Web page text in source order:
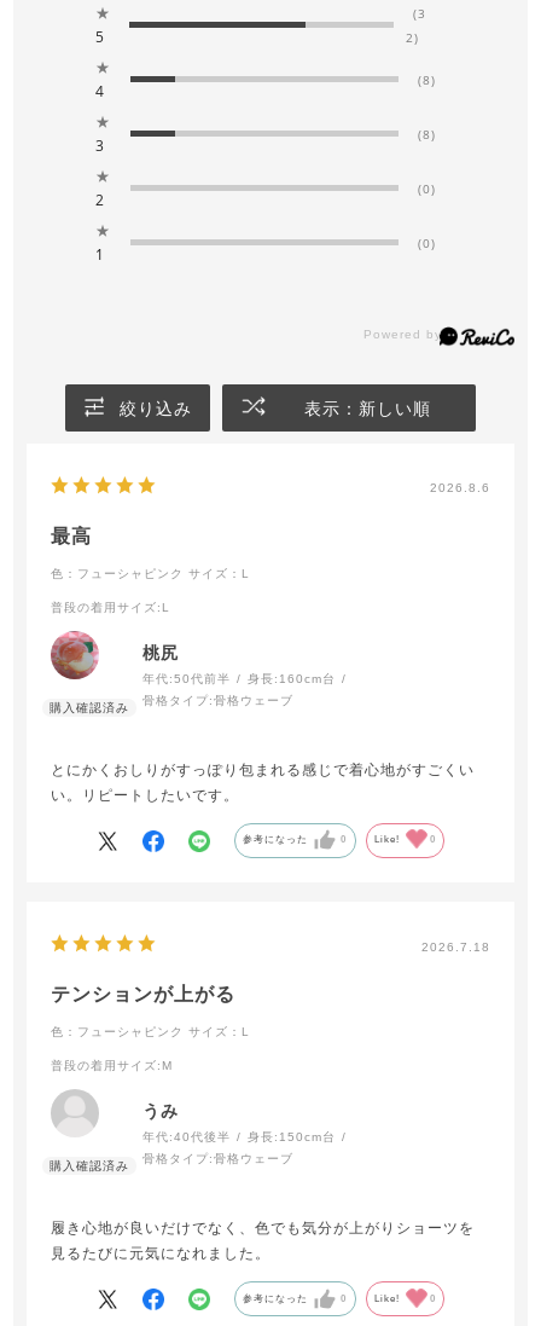
★
5
(3
2)
★
4
(8)
★
3
(8)
★
2
(0)
★
1
(0)
絞り込み 表示：新しい順
2026.8.6
最高
色：フューシャピンク サイズ：L
普段の着用サイズ:L
桃尻
年代:50代前半 身長: 160cm台
骨格タイプ:骨格ウェーブ
とにかくおしりがすっぽり包まれる感じで着心地がすごくい
い。リピートしたいです。
参考になった 0 Like! 0
2026.7.18
テンションが上がる
色：フューシャピンク サイズ：L
普段の着用サイズ:M
うみ
年代:40代後半 身長: 150cm台
骨格タイプ:骨格ウェーブ
履き心地が良いだけでなく、色でも気分が上がりショーツを
見るたびに元気になれました。
参考になった 0 Like! 0